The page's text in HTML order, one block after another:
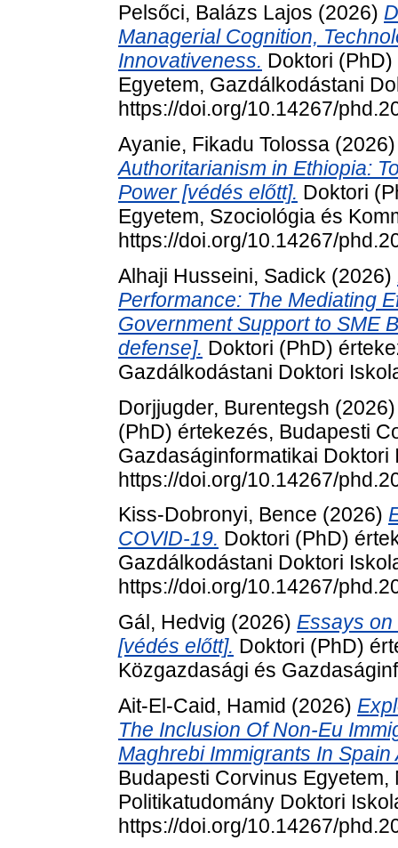
Pelsőci, Balázs Lajos (2026)
Managerial Cognition,
Innovativeness. Doktori
Egyetem, Gazdálkodástani
https://doi.org/10.14267/
Ayanie, Fikadu Tolossa
Authoritarianism in Ethiopia:
Power [védés előtt]. Doktori
Egyetem, Szociológia és
https://doi.org/10.14267/
Alhaji Husseini, Sadick (2026)
Performance: The Mediating
Government Support to SME
defense]. Doktori (PhD)
Gazdálkodástani Doktori
Dorjjugder, Burentegsh
(PhD) értekezés, Budapesti
Gazdaságinformatikai Doktori
https://doi.org/10.14267/
Kiss-Dobronyi, Bence (2026)
COVID-19. Doktori (PhD)
Gazdálkodástani Doktori
https://doi.org/10.14267/
Gál, Hedvig (2026) Essays
[védés előtt]. Doktori (PhD)
Közgazdasági és
Ait-El-Caid, Hamid (2026)
The Inclusion Of Non-Eu
Maghrebi Immigrants In Spain
Budapesti Corvinus
Politikatudomány Doktori
https://doi.org/10.14267/